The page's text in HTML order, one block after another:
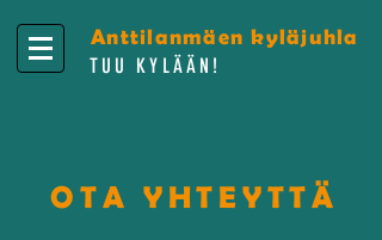
Anttilanmäen kyläjuhla
TUU KYLÄÄN!
OTA YHTEYTTÄ